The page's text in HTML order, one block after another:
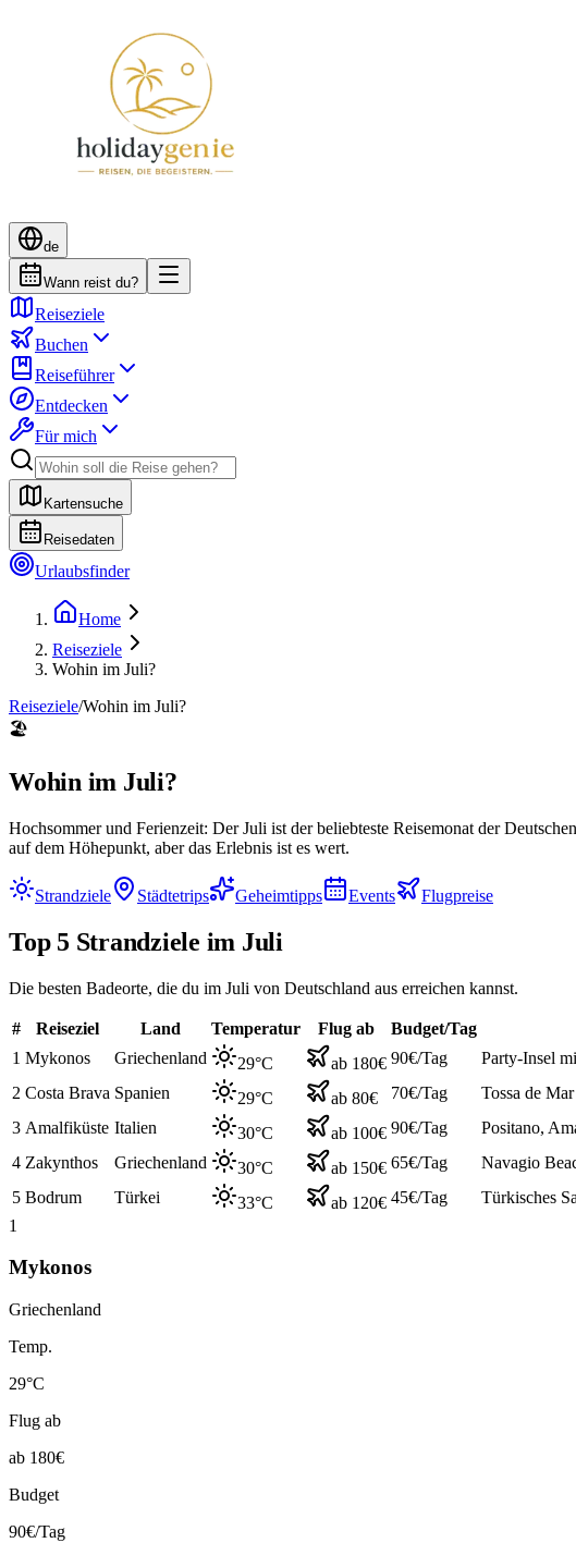
de
Wann reist du?
Reiseziele
Buchen
Reiseführer
Entdecken
Für mich
Kartensuche
Reisedaten
Urlaubsfinder
Home
Reiseziele
Wohin im Juli?
Reiseziele/Wohin im Juli?
🏖️
Wohin im Juli?
Hochsommer und Ferienzeit: Der Juli ist der beliebteste Reisemonat der
auf dem Höhepunkt, aber das Erlebnis ist es wert.
Strandziele Städtetrips Geheimtipps Events Flugpreise
Top 5 Strandziele im Juli
Die besten Badeorte, die du im Juli von Deutschland aus erreichen kannst.
# Reiseziel Land Temperatur Flug ab Budget/Tag
1 Mykonos Griechenland 29°C ab 180€ 90€/Tag
Party-Insel
2 Costa Brava Spanien 29°C ab 80€ 70€/Tag
Tossa de
3 Amalfiküste Italien 30°C ab 100€ 90€/Tag
Positano,
4 Zakynthos Griechenland 30°C ab 150€ 65€/Tag
Navagio
5 Bodrum Türkei 33°C ab 120€ 45€/Tag
Türkisches
1
Mykonos
Griechenland
Temp.
29°C
Flug ab
ab 180€
Budget
90€/Tag